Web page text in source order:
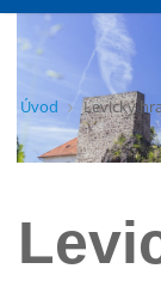
Úvod Levický